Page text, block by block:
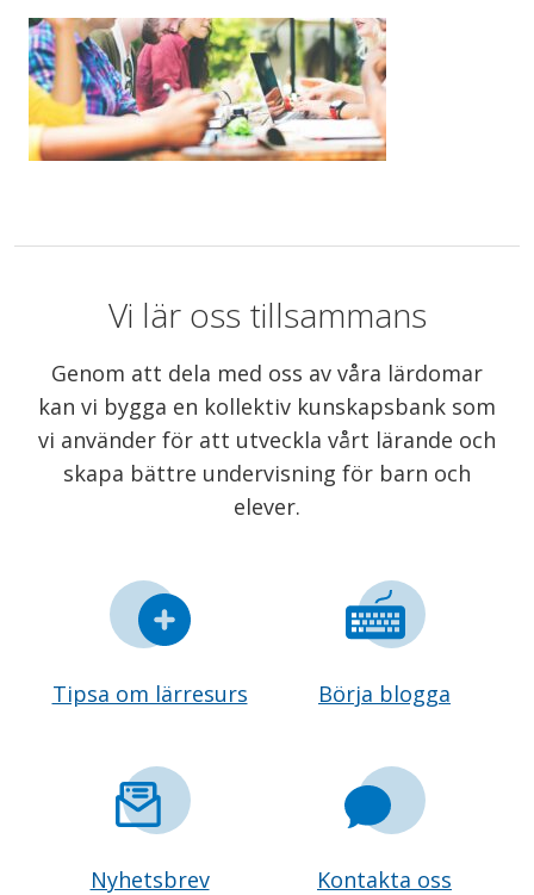
Vi lär oss tillsammans
Genom att dela med oss av våra lärdomar
kan vi bygga en kollektiv kunskapsbank som
vi använder för att utveckla vårt lärande och
skapa bättre undervisning för barn och
elever.
Tipsa om lärresurs Börja blogga
Nyhetsbrev Kontakta oss